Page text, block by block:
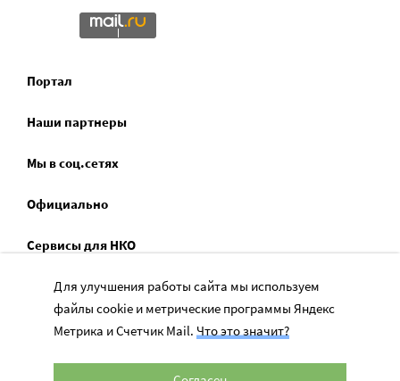
Портал
Наши партнеры
Мы в соц.сетях
Официально
Сервисы для НКО
Спецпроекты
Социальное служение
Для улучшения работы сайта мы используем
файлы cookie и метрические программы Яндекс
Метрика и Счетчик Mail. Что это значит?